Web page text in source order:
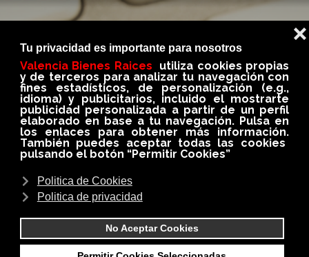
BLOG
En nuestro BLOG conseguirás siempre información
importante, util e interesante del medio
inmobiliario